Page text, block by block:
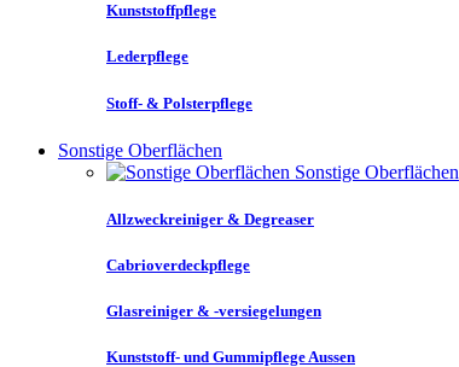
Kunststoffpflege
Lederpflege
Stoff- & Polsterpflege
Sonstige Oberflächen
Sonstige Oberflächen
Allzweckreiniger & Degreaser
Cabrioverdeckpflege
Glasreiniger & -versiegelungen
Kunststoff- und Gummipflege Aussen